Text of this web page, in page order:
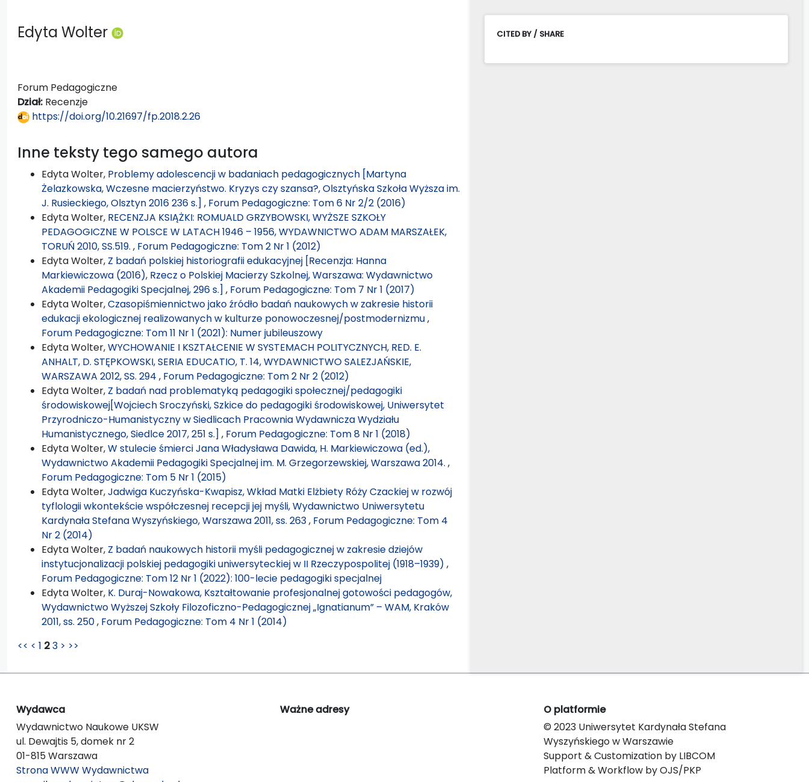
Edyta Wolter
Forum Pedagogiczne
Dział: Recenzje
https://doi.org/10.21697/fp.2018.2.26
Inne teksty tego samego autora
Edyta Wolter, Problemy adolescencji w badaniach pedagogicznych [Martyna
Żelazkowska, Wczesne macierzyństwo. Kryzys czy szansa?, Olsztyńska Szkoła Wyższa im.
J. Rusieckiego, Olsztyn 2016 236 s.] , Forum Pedagogiczne: Tom 6 Nr 2/2 (2016)
Edyta Wolter, RECENZJA KSIĄŻKI: ROMUALD GRZYBOWSKI, WYŻSZE SZKOŁY
PEDAGOGICZNE W POLSCE W LATACH 1946 – 1956, WYDAWNICTWO ADAM MARSZAŁEK,
TORUŃ 2010, SS.519. , Forum Pedagogiczne: Tom 2 Nr 1 (2012)
Edyta Wolter, Z badań polskiej historiografii edukacyjnej [Recenzja: Hanna
Markiewiczowa (2016), Rzecz o Polskiej Macierzy Szkolnej, Warszawa: Wydawnictwo
Akademii Pedagogiki Specjalnej, 296 s.] , Forum Pedagogiczne: Tom 7 Nr 1 (2017)
Edyta Wolter,Czasopiśmiennictwo jako źródło badań naukowych w zakresie historii
edukacji ekologicznej realizowanych w kulturze ponowoczesnej/postmodernizmu,
Forum Pedagogiczne: Tom 11 Nr 1 (2021): Numer jubileuszowy
Edyta Wolter,WYCHOWANIE I KSZTAŁCENIE W SYSTEMACH POLITYCZNYCH, RED. E.
ANHALT, D. STĘPKOWSKI, SERIA EDUCATIO, T. 14, WYDAWNICTWO SALEZJAŃSKIE,
WARSZAWA 2012, SS. 294 , Forum Pedagogiczne: Tom 2 Nr 2 (2012)
Edyta Wolter, Z badań nad problematyką pedagogiki społecznej/pedagogiki
środowiskowej[Wojciech Sroczyński, Szkice do pedagogiki środowiskowej, Uniwersytet
Przyrodniczo-Humanistyczny w Siedlicach Pracownia Wydawnicza Wydziału
Humanistycznego, Siedlce 2017, 251 s.] , Forum Pedagogiczne: Tom 8 Nr 1 (2018)
Edyta Wolter,W stulecie śmierci Jana Władysława Dawida, H. Markiewiczowa (ed.),
Wydawnictwo Akademii Pedagogiki Specjalnej im. M. Grzegorzewskiej, Warszawa 2014. ,
Forum Pedagogiczne: Tom 5 Nr 1 (2015)
Edyta Wolter,Jadwiga Kuczyńska-Kwapisz, Wkład Matki Elżbiety Róży Czackiej w rozwój
tyflologii wkontekście współczesnej recepcji jej myśli, Wydawnictwo Uniwersytetu
Kardynała Stefana Wyszyńskiego, Warszawa 2011, ss. 263, Forum Pedagogiczne: Tom 4
Nr 2 (2014)
Edyta Wolter, Z badań naukowych historii myśli pedagogicznej w zakresie dziejów
instytucjonalizacji polskiej pedagogiki uniwersyteckiej w II Rzeczypospolitej (1918–1939) ,
Forum Pedagogiczne: Tom 12 Nr 1 (2022): 100-lecie pedagogiki specjalnej
Edyta Wolter, K. Duraj-Nowakowa, Kształtowanie profesjonalnej gotowości pedagogów,
Wydawnictwo Wyższej Szkoły Filozoficzno-Pedagogicznej „Ignatianum” – WAM, Kraków
2011, ss. 250, Forum Pedagogiczne: Tom 4 Nr 1 (2014)
<< < 1 23 > >>
CITED BY / SHARE
Wydawca
Wydawnictwo Naukowe UKSW
ul. Dewajtis 5, domek nr 2
01-815 Warszawa
Strona WWW Wydawnictwa
Ważne adresy
O platformie
© 2023 Uniwersytet Kardynała Stefana
Wyszyńskiego w Warszawie
Support & Customization by LIBCOM
Platform & Workflow by OJS/PKP